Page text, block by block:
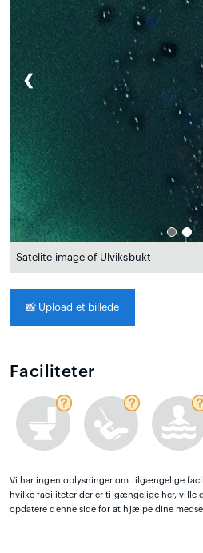
❮
Satelite image of Ulviksbukt
📸 Upload et billede
Faciliteter
Vi har ingen oplysninger om tilgængelige
hvilke faciliteter der er tilgængelige her, ville
opdatere denne side for at hjælpe dine